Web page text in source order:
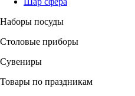
Наборы посуды
Столовые приборы
Сувениры
Товары по праздникам